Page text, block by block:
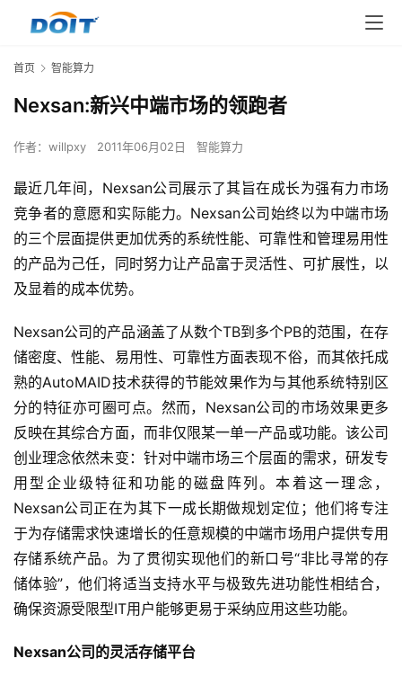
首页 智能算力
Nexsan:新兴中端市场的领跑者
作者： willpxy 2011年06月02日 智能算力
最近几年间，Nexsan公司展示了其旨在成长为强有力市场
竞争者的意愿和实际能力。Nexsan公司始终以为中端市场
的三个层面提供更加优秀的系统性能、可靠性和管理易用性
的产品为己任，同时努力让产品富于灵活性、可扩展性，以
及显着的成本优势。
Nexsan公司的产品涵盖了从数个TB到多个PB的范围，在存
储密度、性能、易用性、可靠性方面表现不俗，而其依托成
熟的AutoMAID技术获得的节能效果作为与其他系统特别区
分的特征亦可圈可点。然而，Nexsan公司的市场效果更多
反映在其综合方面，而非仅限某一单一产品或功能。该公司
创业理念依然未变：针对中端市场三个层面的需求，研发专
用型企业级特征和功能的磁盘阵列。本着这一理念，
Nexsan公司正在为其下一成长期做规划定位；他们将专注
于为存储需求快速增长的任意规模的中端市场用户提供专用
存储系统产品。为了贯彻实现他们的新口号“非比寻常的存
储体验”，他们将适当支持水平与极致先进功能性相结合，
确保资源受限型IT用户能够更易于采纳应用这些功能。
Nexsan公司的灵活存储平台